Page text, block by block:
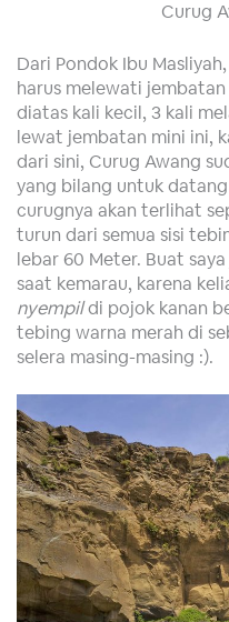
Curug
Dari Pondok Ibu
harus melewati
diatas kali kecil, 3 kali
lewat jembatan mini ini,
dari sini, Curug Awang
yang bilang untuk
curugnya akan terlihat
turun dari semua sisi
lebar 60 Meter. Buat
saat kemarau, karena
nyempildi pojok kanan
tebing warna merah di
selera masing-masing :).